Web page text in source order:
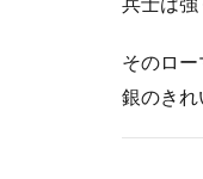
そのロ
銀のきれ